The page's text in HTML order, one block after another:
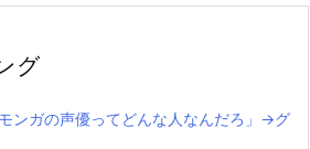
グ
ンガの声優ってどんな人なんだろ」→グ